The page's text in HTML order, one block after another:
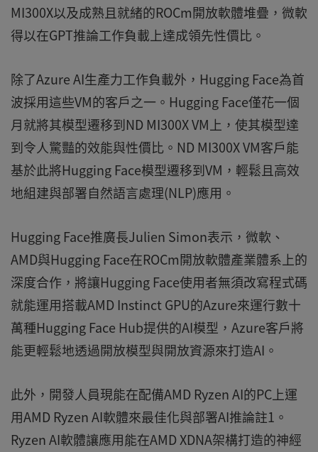
MI300X以及成熟且就緒的ROCm開放軟體堆疊，微軟
得以在GPT推論工作負載上達成領先性價比。
除了Azure AI生產力工作負載外，Hugging Face為首
波採用這些VM的客戶之一。Hugging Face僅花一個
月就將其模型遷移到ND MI300X VM上，使其模型達
到令人驚豔的效能與性價比。ND MI300X VM客戶能
基於此將Hugging Face模型遷移到VM，輕鬆且高效
地組建與部署自然語言處理(NLP)應用。
Hugging Face推廣長Julien Simon表示，微軟、
AMD與Hugging Face在ROCm開放軟體產業體系上的
深度合作，將讓Hugging Face使用者無須改寫程式碼
就能運用搭載AMD Instinct GPU的Azure來運行數十
萬種Hugging Face Hub提供的AI模型，Azure客戶將
能更輕鬆地透過開放模型與開放資源來打造AI。
此外，開發人員現能在配備AMD Ryzen AI的PC上運
用AMD Ryzen AI軟體來最佳化與部署AI推論註1。
Ryzen AI軟體讓應用能在AMD XDNA架構打造的神經